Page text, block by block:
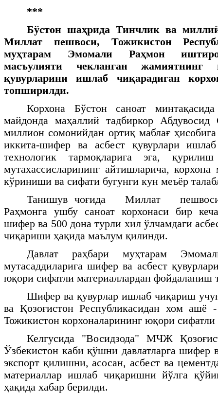
***
Бўстон шаҳрида Тинчлик ва
Миллат пешвоси, Тожикистон
муҳтарам Эмомали Раҳмон
масъулияти чекланган
қувурларини ишлаб чиқарадиган
топширилди.
Корхона Бўстон саноат
майдонда маҳаллий тадбиркор
миллион сомонийдан ортиқ маблағ
иккита-шифер ва асбест қувурлари
технологик тармоқларига эга,
мутахассисларининг айтишларича,
кўриниши ва сифати бугунги кун меъёр
Танишув чоғида Миллат пешвоси
Раҳмонга ушбу саноат корхонаси бир
шифер ва 500 дона турли хил ўлчамдаги
чиқариши ҳақида маълум қилинди.
Давлат раҳбари муҳтарам
мутасаддиларига шифер ва асбест
юқори сифатли материаллардан фойдаланиш
Шифер ва қувурлар ишлаб чиқариш
ва Қозоғистон Республикасидан хом ашё -
Тожикистон корхоналарининг юқори
Келгусида "Восидзода" МЧЖ
Ўзбекистон каби қўшни давлатларга шифер
экспорт қилишни, асосан, асбест ва
материаллар ишлаб чиқаришни йўлга
ҳақида хабар берилди.